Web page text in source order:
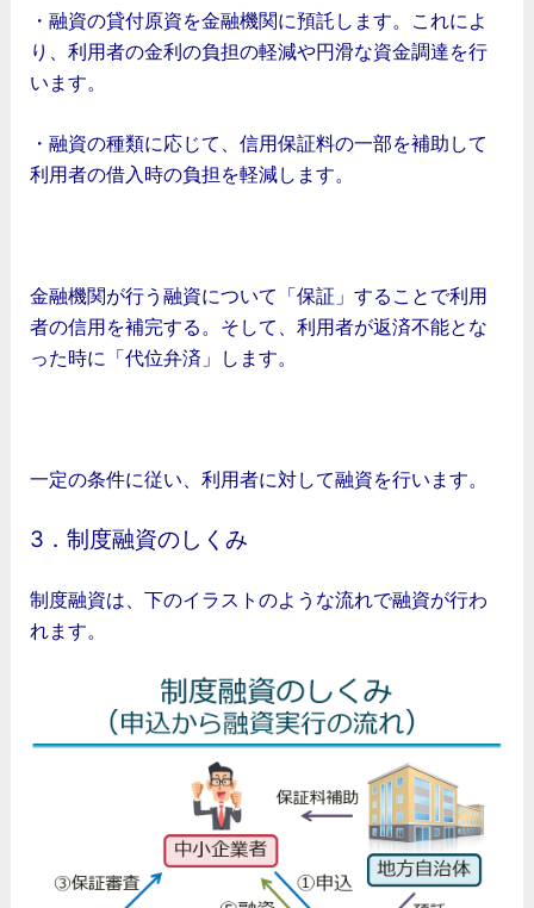
・融資の貸付原資を金融機関に預託します。これによ
り、利用者の金利の負担の軽減や円滑な資金調達を行
います。
・融資の種類に応じて、信用保証料の一部を補助して
利用者の借入時の負担を軽減します。
金融機関が行う融資について「保証」することで利用
者の信用を補完する。そして、利用者が返済不能とな
った時に「代位弁済」します。
一定の条件に従い、利用者に対して融資を行います。
3．制度融資のしくみ
制度融資は、下のイラストのような流れで融資が行わ
れます。